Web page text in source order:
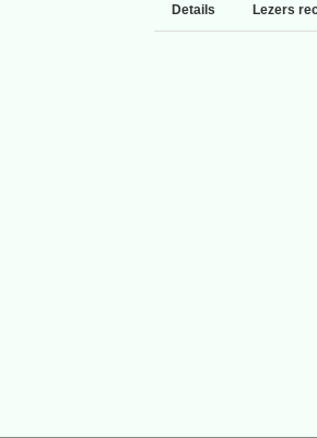
Details Lezers